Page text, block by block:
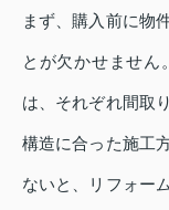
まず、購入前に物
とが欠かせません
は、それぞれ間取
構造に合った施工
ないと、リフォー